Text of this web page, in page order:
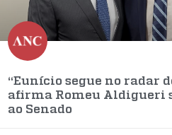
“Eunício segue no radar
afirma Romeu Aldigueri
ao Senado